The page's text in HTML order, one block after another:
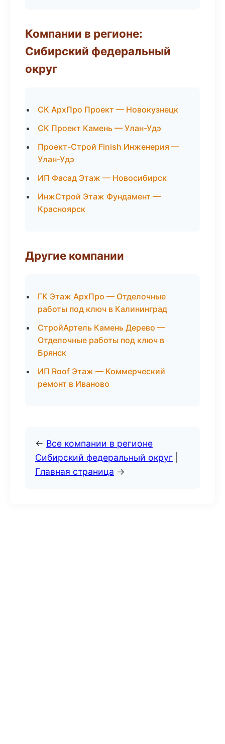
Компании в регионе:
Сибирский федеральный
округ
СК АрхПро Проект — Новокузнецк
СК Проект Камень — Улан-Удэ
Проект-Строй Finish Инженерия —
Улан-Удэ
ИП Фасад Этаж — Новосибирск
ИнжСтрой Этаж Фундамент —
Красноярск
Другие компании
ГК Этаж АрхПро — Отделочные
работы под ключ в Калининград
СтройАртель Камень Дерево —
Отделочные работы под ключ в
Брянск
ИП Roof Этаж — Коммерческий
ремонт в Иваново
← Все компании в регионе
Сибирский федеральный округ
Главная страница →